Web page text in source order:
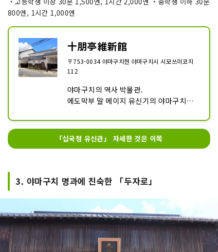
800엔, 1시간 1,000엔
十朋亭維新館
〒753-0034 야마구치현 야마구치시 시모쓰미코지
112
야마구치의 역사 박물관.
에도막부 말 메이지 유신기의 야마구치에
니다.
유신의 시대를 체감할 수 있는 시설입니다.
하는 장소에서 사진 촬영을 할 수 있습니
다.
어린 아이를위한 크기로 준비되어 있기 때
문에 가족과 함께 즐길 수 있습니다.
「십국정 유신관」 자세한 것은 이쪽
3. 야마구치 명과에 친숙한 「두자로」